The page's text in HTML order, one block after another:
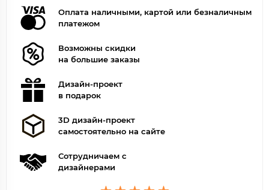
Оплата наличными, картой или безналичным
платежом
Возможны скидки
на большие заказы
Дизайн-проект
в подарок
3D дизайн-проект
самостоятельно на сайте
Сотрудничаем с
дизайнерами